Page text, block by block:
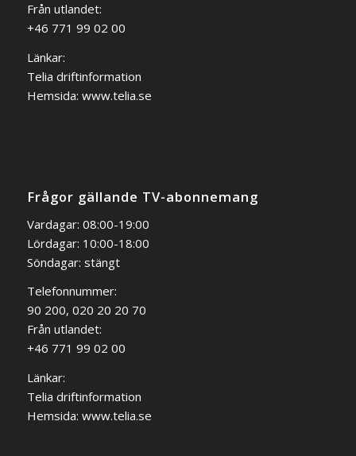
Från utlandet:
+46 771 99 02 00
Länkar:
Telia driftinformation
Hemsida: www.telia.se
Frågor gällande TV-abonnemang
Vardagar: 08:00-19:00
Lördagar: 10:00-18:00
Söndagar: stängt
Telefonnummer:
90 200, 020 20 20 70
Från utlandet:
+46 771 99 02 00
Länkar:
Telia driftinformation
Hemsida: www.telia.se